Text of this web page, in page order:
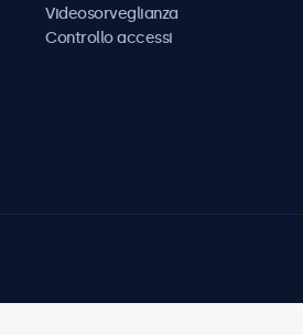
Videosorveglianza
Controllo accessi